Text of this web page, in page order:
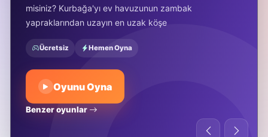
misiniz? Kurbağa'yı ev havuzunun zambak
yapraklarından uzayın en uzak köşe
Ücretsiz Hemen Oyna
Oyunu Oyna
Benzer oyunlar